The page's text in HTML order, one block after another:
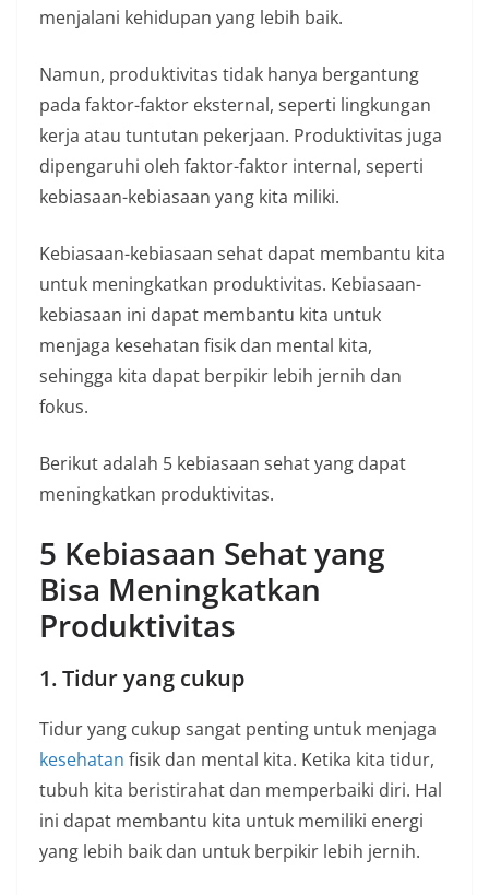
menjalani kehidupan yang lebih baik.
Namun, produktivitas tidak hanya bergantung
pada faktor-faktor eksternal, seperti lingkungan
kerja atau tuntutan pekerjaan. Produktivitas juga
dipengaruhi oleh faktor-faktor internal, seperti
kebiasaan-kebiasaan yang kita miliki.
Kebiasaan-kebiasaan sehat dapat membantu kita
untuk meningkatkan produktivitas. Kebiasaan-
kebiasaan ini dapat membantu kita untuk
menjaga kesehatan fisik dan mental kita,
sehingga kita dapat berpikir lebih jernih dan
fokus.
Berikut adalah 5 kebiasaan sehat yang dapat
meningkatkan produktivitas.
5 Kebiasaan Sehat yang
Bisa Meningkatkan
Produktivitas
1. Tidur yang cukup
Tidur yang cukup sangat penting untuk menjaga
kesehatan fisik dan mental kita. Ketika kita tidur,
tubuh kita beristirahat dan memperbaiki diri. Hal
ini dapat membantu kita untuk memiliki energi
yang lebih baik dan untuk berpikir lebih jernih.